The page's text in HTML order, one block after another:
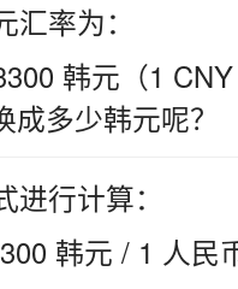
率为：
韩元（1
多少韩元呢？
行计算：
韩元 / 1 人民